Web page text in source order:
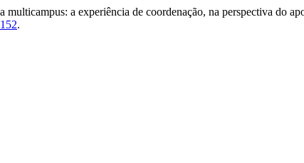
a experiência de coordenação, na perspectiva do
.